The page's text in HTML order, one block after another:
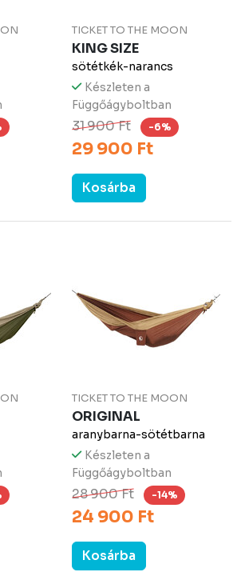
TICKET TO THE MOON
KING SIZE
sötétkék-narancs
Készleten a
Függőágyboltban
31 900 Ft -6%
29 900 Ft
Kosárba
TICKET TO THE MOON
ORIGINAL
aranybarna-sötétbarna
Készleten a
Függőágyboltban
28 900 Ft -14%
24 900 Ft
Kosárba